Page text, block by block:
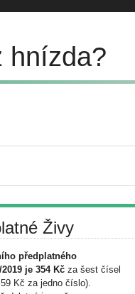
hnízda?
Živy
předplatného
je 354 Kč za šest čísel
Kč za jedno číslo).